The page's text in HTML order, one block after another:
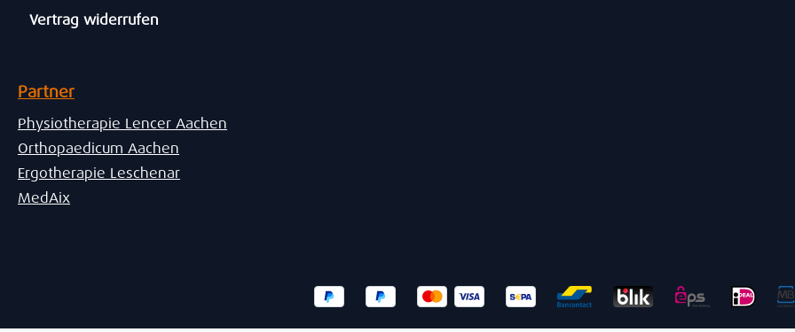
Vertrag widerrufen
Partner
Physiotherapie Lencer Aachen
Orthopaedicum Aachen
Ergotherapie Leschenar
MedAix